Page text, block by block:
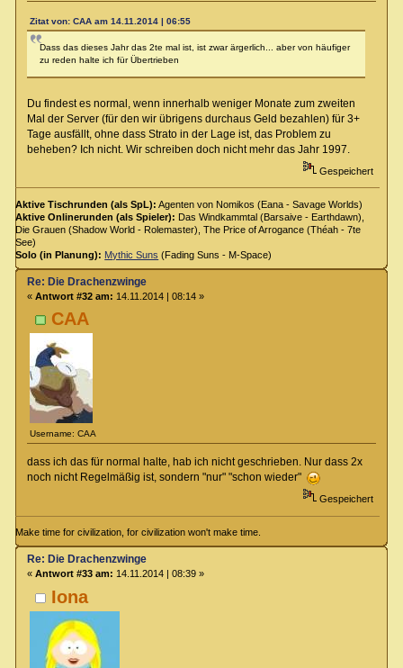
Zitat von: CAA am 14.11.2014 | 06:55
Dass das dieses Jahr das 2te mal ist, ist zwar ärgerlich... aber von häufiger
zu reden halte ich für Übertrieben
Du findest es normal, wenn innerhalb weniger Monate zum zweiten
Mal der Server (für den wir übrigens durchaus Geld bezahlen) für 3+
Tage ausfällt, ohne dass Strato in der Lage ist, das Problem zu
beheben? Ich nicht. Wir schreiben doch nicht mehr das Jahr 1997.
Gespeichert
Aktive Tischrunden (als SpL): Agenten von Nomikos (Eana - Savage Worlds)
Aktive Onlinerunden (als Spieler): Das Windkammtal (Barsaive - Earthdawn),
Die Grauen (Shadow World - Rolemaster), The Price of Arrogance (Théah - 7te
See)
Solo (in Planung): Mythic Suns (Fading Suns - M-Space)
CAA
Username: CAA
Re: Die Drachenzwinge
« Antwort #32 am: 14.11.2014 | 08:14 »
dass ich das für normal halte, hab ich nicht geschrieben. Nur dass 2x
noch nicht Regelmäßig ist, sondern "nur" "schon wieder"
Gespeichert
Make time for civilization, for civilization won't make time.
Iona
Re: Die Drachenzwinge
« Antwort #33 am: 14.11.2014 | 08:39 »